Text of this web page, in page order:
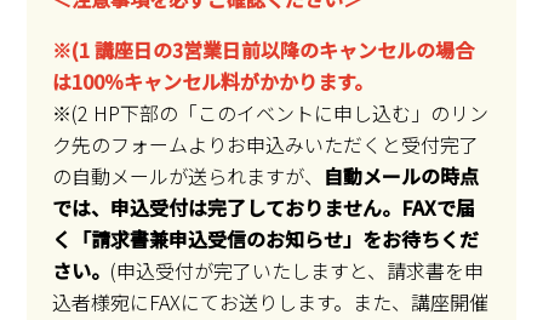
※(1 講座日の3営業日前以降のキャンセルの場合
は100％キャンセル料がかかります。
※(2 HP下部の「このイベントに申し込む」のリン
ク先のフォームよりお申込みいただくと受付完了
の自動メールが送られますが、 自動メールの時点
では、申込受付は完了しておりません。FAXで届
く「請求書兼申込受信のお知らせ」をお待ちくだ
さい。 (申込受付が完了いたしますと、請求書を申
込者様宛にFAXにてお送りします。また、講座開催